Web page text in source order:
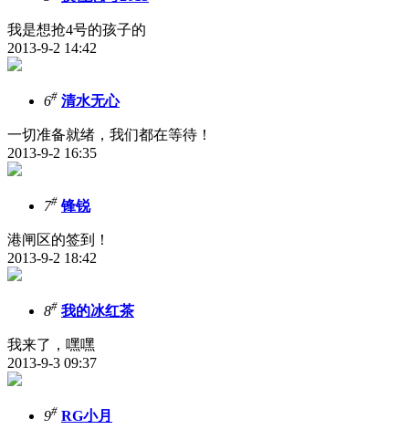
我是想抢4号的孩子的
2013-9-2 14:42
6# 清水无心
一切准备就绪，我们都在等待！
2013-9-2 16:35
7# 锋锐
港闸区的签到！
2013-9-2 18:42
8# 我的冰红茶
我来了，嘿嘿
2013-9-3 09:37
9# RG小月